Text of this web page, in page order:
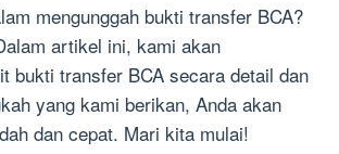
mengunggah bukti transfer BCA?
artikel ini, kami akan
bukti transfer BCA secara detail dan
yang kami berikan, Anda akan
dan cepat. Mari kita mulai!